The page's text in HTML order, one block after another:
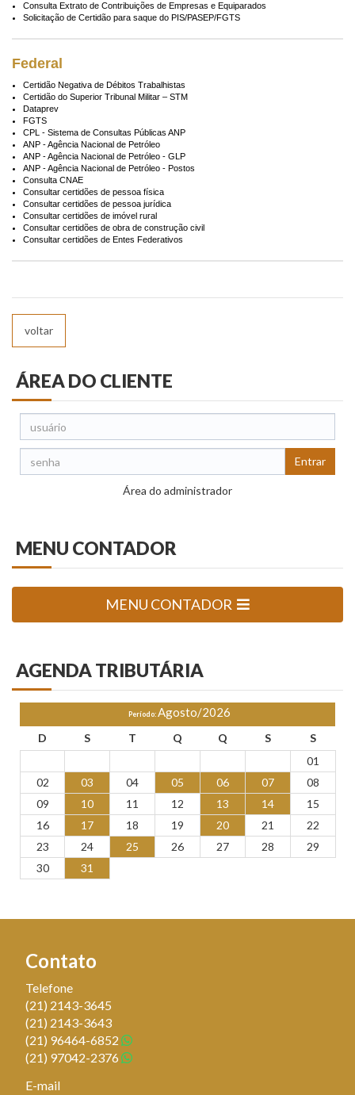
Consulta Extrato de Contribuições de Empresas e Equiparados
Solicitação de Certidão para saque do PIS/PASEP/FGTS
Federal
Certidão Negativa de Débitos Trabalhistas
Certidão do Superior Tribunal Militar – STM
Dataprev
FGTS
CPL - Sistema de Consultas Públicas ANP
ANP - Agência Nacional de Petróleo
ANP - Agência Nacional de Petróleo - GLP
ANP - Agência Nacional de Petróleo - Postos
Consulta CNAE
Consultar certidões de pessoa física
Consultar certidões de pessoa jurídica
Consultar certidões de imóvel rural
Consultar certidões de obra de construção civil
Consultar certidões de Entes Federativos
voltar
ÁREA DO CLIENTE
Entrar
Área do administrador
MENU CONTADOR
MENU CONTADOR
AGENDATRIBUTÁRIA
Período:Agosto/2026
D S T Q Q S
S
01
02
03 04 05 06 07
08
09
10 11 12 13 14
15
16
17 18 19 20 21
22
23
24 25 26 27 28
29
30
31
Contato
Telefone
(21) 2143-3645
(21) 2143-3643
(21) 96464-6852
(21) 97042-2376
E-mail